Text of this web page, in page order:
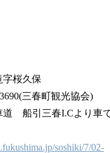
桜久保
三春町観光協会)
道 船引三春I.Cより車
soshiki/7/02-